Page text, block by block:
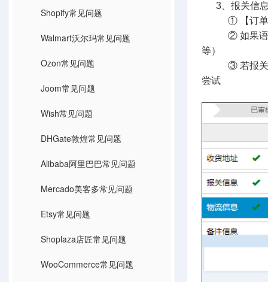
Shopify常见问题
Walmart沃尔玛常见问题
Ozon常见问题
Joom常见问题
Wish常见问题
DHGate敦煌常见问题
Alibaba阿里巴巴常见问题
Mercado美客多常见问题
Etsy常见问题
Shoplaza店匠常见问题
WooCommerce常见问题
3、报关信
① 【订单详
② 如果语言
等）
③ 若报关信
尝试